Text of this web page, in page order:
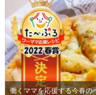
働くママを応援する今春の